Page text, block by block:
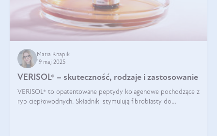
Maria Knapik
19 maj 2025
VERISOL® – skuteczność, rodzaje i zastosowanie
VERISOL® to opatentowane peptydy kolagenowe pochodzące z
ryb ciepłowodnych. Składniki stymulują fibroblasty do